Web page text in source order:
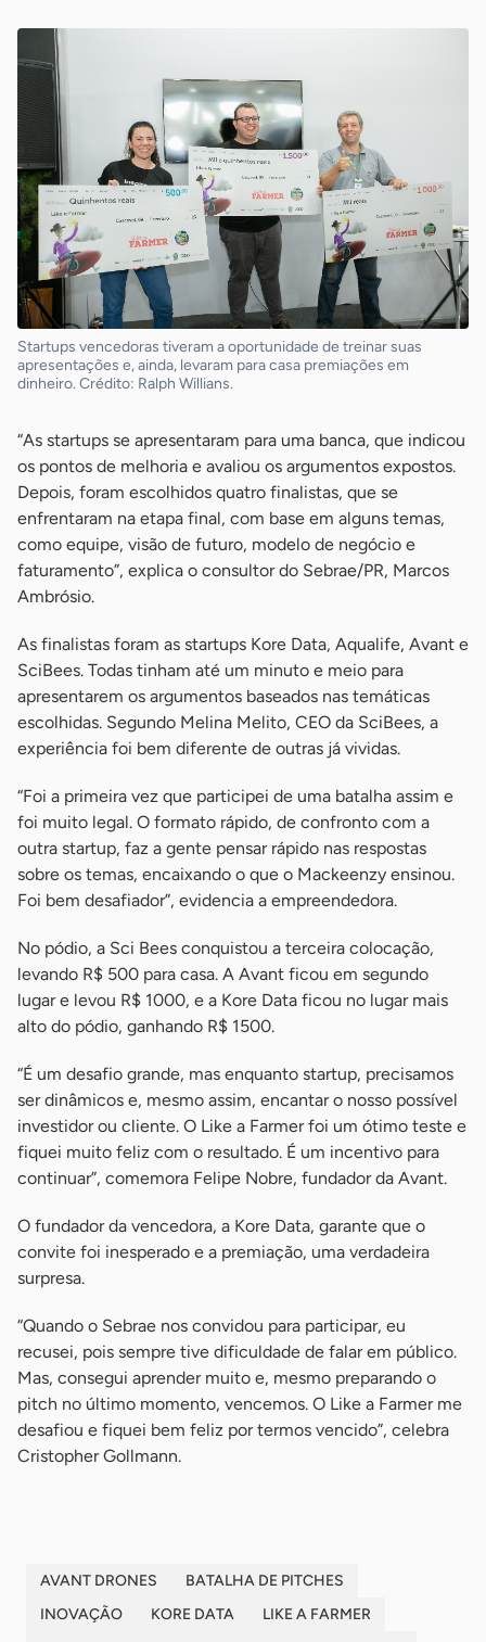
Startups vencedoras tiveram a oportunidade de treinar suas
apresentações e, ainda, levaram para casa premiações em
dinheiro. Crédito: Ralph Willians.
“As startups se apresentaram para uma banca, que indicou
os pontos de melhoria e avaliou os argumentos expostos.
Depois, foram escolhidos quatro finalistas, que se
enfrentaram na etapa final, com base em alguns temas,
como equipe, visão de futuro, modelo de negócio e
faturamento”, explica o consultor do Sebrae/PR, Marcos
Ambrósio.
As finalistas foram as startups Kore Data, Aqualife, Avant e
SciBees. Todas tinham até um minuto e meio para
apresentarem os argumentos baseados nas temáticas
escolhidas. Segundo Melina Melito, CEO da SciBees, a
experiência foi bem diferente de outras já vividas.
“Foi a primeira vez que participei de uma batalha assim e
foi muito legal. O formato rápido, de confronto com a
outra startup, faz a gente pensar rápido nas respostas
sobre os temas, encaixando o que o Mackeenzy ensinou.
Foi bem desafiador”, evidencia a empreendedora.
No pódio, a Sci Bees conquistou a terceira colocação,
levando R$ 500 para casa. A Avant ficou em segundo
lugar e levou R$ 1000, e a Kore Data ficou no lugar mais
alto do pódio, ganhando R$ 1500.
“É um desafio grande, mas enquanto startup, precisamos
ser dinâmicos e, mesmo assim, encantar o nosso possível
investidor ou cliente. O Like a Farmer foi um ótimo teste e
fiquei muito feliz com o resultado. É um incentivo para
continuar”, comemora Felipe Nobre, fundador da Avant.
O fundador da vencedora, a Kore Data, garante que o
convite foi inesperado e a premiação, uma verdadeira
surpresa.
“Quando o Sebrae nos convidou para participar, eu
recusei, pois sempre tive dificuldade de falar em público.
Mas, consegui aprender muito e, mesmo preparando o
pitch no último momento, vencemos. O Like a Farmer me
desafiou e fiquei bem feliz por termos vencido”, celebra
Cristopher Gollmann.
AVANT DRONES
BATALHA DE PITCHES
INOVAÇÃO
KORE DATA
LIKE A FARMER